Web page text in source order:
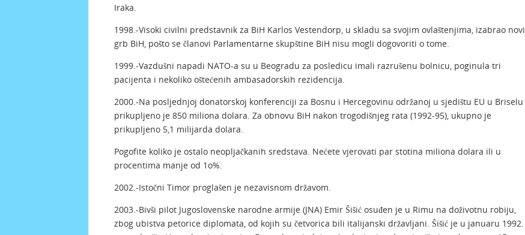
Iraka.
1998.-Visoki civilni predstavnik za BiH Karlos Vestendorp, u skladu sa svojim ovlaštenjima, izabrao novi
grb BiH, pošto se članovi Parlamentarne skupštine BiH nisu mogli dogovoriti o tome.
1999.-Vazdušni napadi NATO-a su u Beogradu za posledicu imali razrušenu bolnicu, poginula tri
pacijenta i nekoliko oštećenih ambasadorskih rezidencija.
2000.-Na posljednjoj donatorskoj konferenciji za Bosnu i Hercegovinu održanoj u sjedištu EU u Briselu
prikupljeno je 850 miliona dolara. Za obnovu BiH nakon trogodišnjeg rata (1992-95), ukupno je
prikupljeno 5,1 milijarda dolara.
Pogofite koliko je ostalo neopljačkanih sredstava. Nećete vjerovati par stotina miliona dolara ili u
procentima manje od 1o%.
2002.-Istočni Timor proglašen je nezavisnom državom.
2003.-Bivši pilot Jugoslovenske narodne armije (JNA) Emir Šišić osuđen je u Rimu na doživotnu robiju,
zbog ubistva petorice diplomata, od kojih su četvorica bili italijanski državljani. Šišić je u januaru 1992.